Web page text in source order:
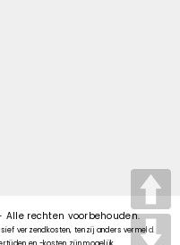
Alle rechten voorbehouden.
verzendkosten, tenzij anders vermeld.